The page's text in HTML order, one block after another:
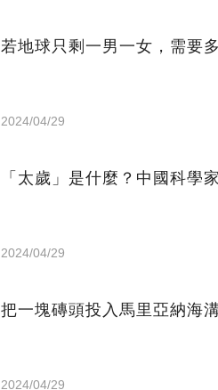
若地球只剩一男一女，需要
2024/04/29
「太歲」是什麼？中國科學
2024/04/29
把一塊磚頭投入馬里亞納海
2024/04/29